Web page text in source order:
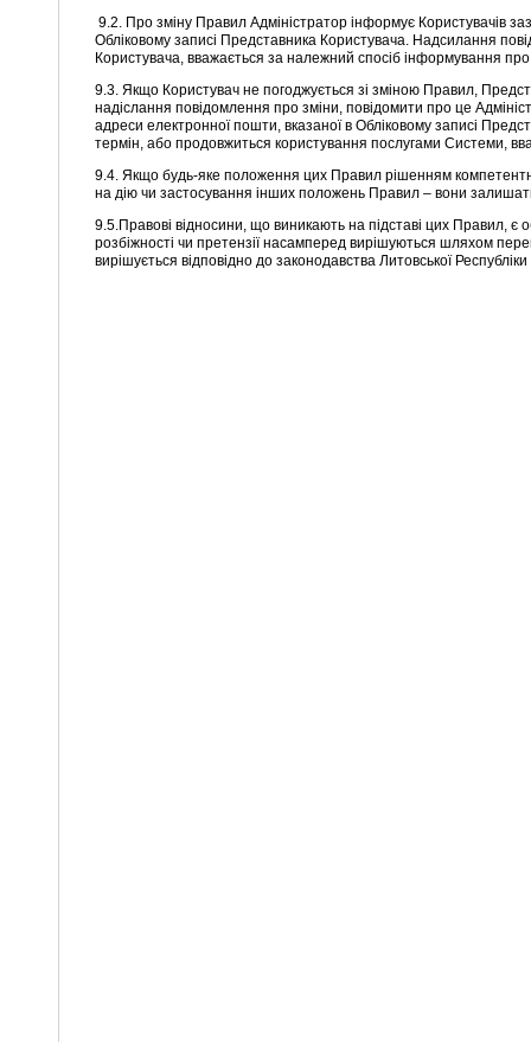
9.2. Про зміну Правил Адміністратор інформує Користувачів
Обліковому записі Представника Користувача. Надсилання
Користувача, вважається за належний спосіб інформування
9.3. Якщо Користувач не погоджується зі зміною Правил,
надіслання повідомлення про зміни, повідомити про це
адреси електронної пошти, вказаної в Обліковому записі
термін, або продовжиться користування послугами Системи,
9.4. Якщо будь-яке положення цих Правил рішенням
на дію чи застосування інших положень Правил – вони
9.5.Правові відносини, що виникають на підставі цих Правил, є
розбіжності чи претензії насамперед вирішуються шляхом
вирішується відповідно до законодавства Литовської